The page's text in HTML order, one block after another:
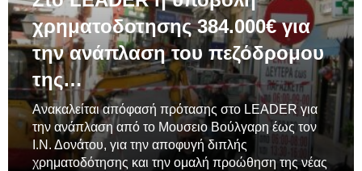
χρηματοδοτησης 384.000€ για
την ανάπλαση του πεζόδρομου
της…
Ανακαλείται απόφασή πρότασης στο LEADER για
την ανάπλαση από το Μουσειο Βούλγαρη έως τον
Ι.Ν. Δονάτου, για την αποφυγή διπλής
χρηματοδότησης και την ομαλή προώθηση της νέας